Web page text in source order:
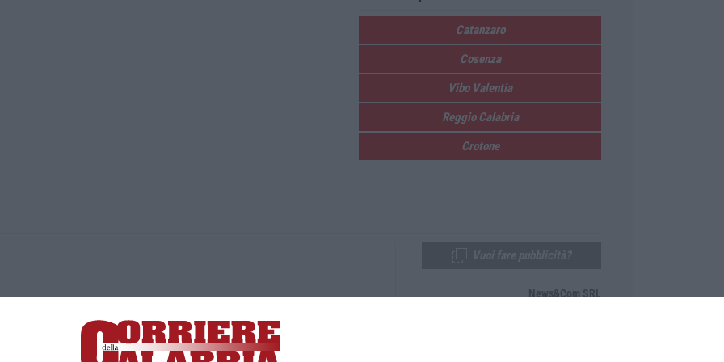
Catanzaro
Cosenza
Vibo Valentia
Reggio Calabria
Crotone
Lamezia Terme (CZ)
responsabile Paola Militano |Privacy
News&Com SRL